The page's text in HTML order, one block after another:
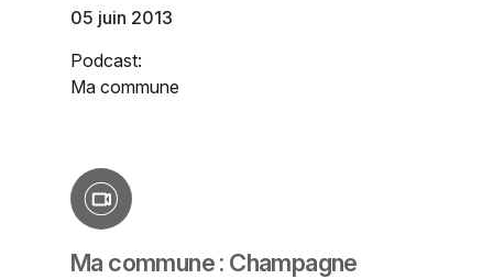
05 juin 2013
Podcast:
Ma commune
Ma commune : Champagne